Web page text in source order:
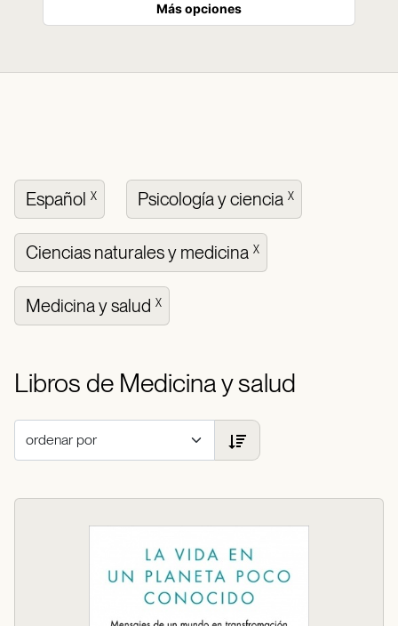
Más opciones
Español X Psicología y ciencia X
Ciencias naturales y medicina X
Medicina y salud X
Libros de Medicina y salud